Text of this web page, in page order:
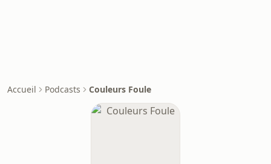
Accueil Podcasts Couleurs Foule